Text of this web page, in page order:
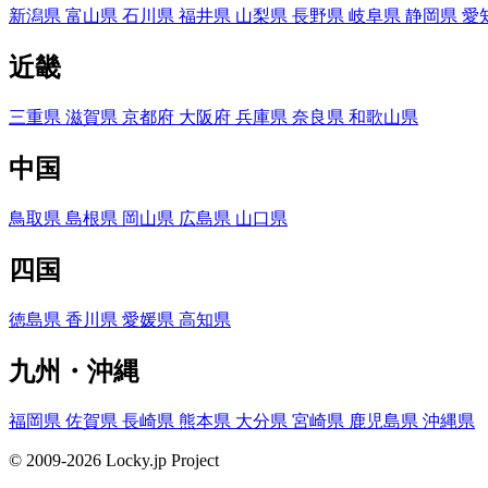
新潟県 富山県 石川県 福井県 山梨県 長野県 岐阜県 静岡県 愛
近畿
三重県 滋賀県 京都府 大阪府 兵庫県 奈良県 和歌山県
中国
鳥取県 島根県 岡山県 広島県 山口県
四国
徳島県 香川県 愛媛県 高知県
九州・沖縄
福岡県 佐賀県 長崎県 熊本県 大分県 宮崎県 鹿児島県 沖縄県
© 2009-2026 Locky.jp Project